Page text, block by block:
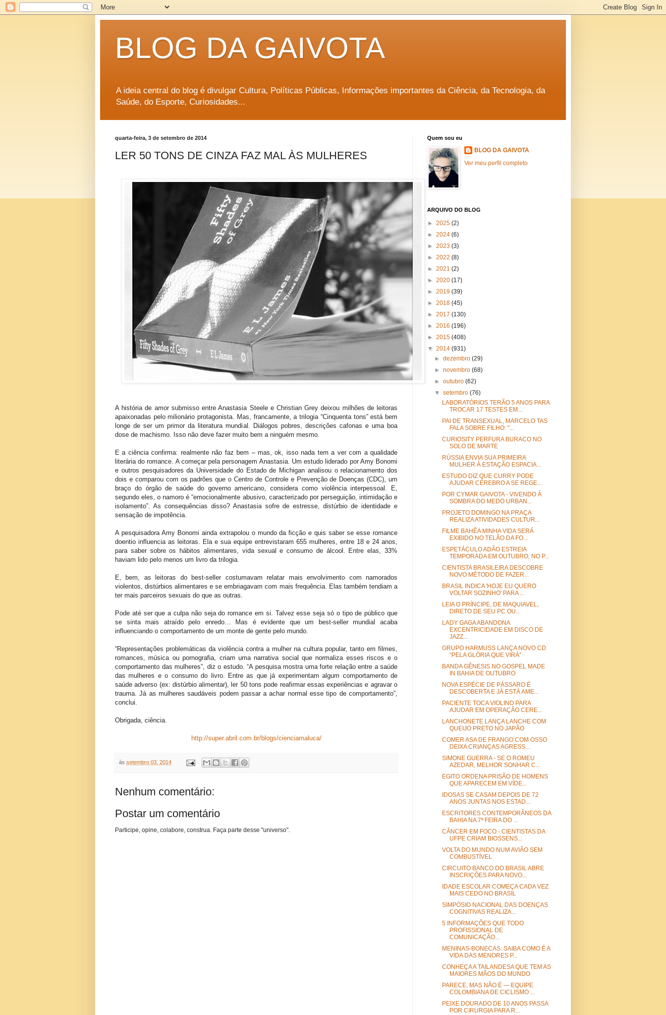
BLOG DA GAIVOTA
A ideia central do blog é divulgar Cultura, Políticas Públicas, Informações importantes da Ciência, da Tecnologia, da
Saúde, do Esporte, Curiosidades...
quarta-feira, 3 de setembro de 2014
LER 50 TONS DE CINZA FAZ MAL ÀS MULHERES
A história de amor submisso entre Anastasia Steele e Christian Grey deixou milhões de leitoras
apaixonadas pelo milionário protagonista. Mas, francamente, a trilogia “Cinquenta tons” está bem
longe de ser um primor da literatura mundial. Diálogos pobres, descrições cafonas e uma boa
dose de machismo. Isso não deve fazer muito bem a ninguém mesmo.
E a ciência confirma: realmente não faz bem – mas, ok, isso nada tem a ver com a qualidade
literária do romance. A começar pela personagem Anastasia. Um estudo liderado por Amy Bonomi
e outros pesquisadores da Universidade do Estado de Michigan analisou o relacionamento dos
dois e comparou com os padrões que o Centro de Controle e Prevenção de Doenças (CDC), um
braço do órgão de saúde do governo americano, considera como violência interpessoal. E,
segundo eles, o namoro é “emocionalmente abusivo, caracterizado por perseguição, intimidação e
isolamento”. As consequências disso? Anastasia sofre de estresse, distúrbio de identidade e
sensação de impotência.
A pesquisadora Amy Bonomi ainda extrapolou o mundo da ficção e quis saber se esse romance
doentio influencia as leitoras. Ela e sua equipe entrevistaram 655 mulheres, entre 18 e 24 anos,
para saber sobre os hábitos alimentares, vida sexual e consumo de álcool. Entre elas, 33%
haviam lido pelo menos um livro da trilogia.
E, bem, as leitoras do best-seller costumavam relatar mais envolvimento com namorados
violentos, distúrbios alimentares e se embriagavam com mais frequência. Elas também tendiam a
ter mais parceiros sexuais do que as outras.
Pode até ser que a culpa não seja do romance em si. Talvez esse seja só o tipo de público que
se sinta mais atraído pelo enredo… Mas é evidente que um best-seller mundial acaba
influenciando o comportamento de um monte de gente pelo mundo.
“Representações problemáticas da violência contra a mulher na cultura popular, tanto em filmes,
romances, música ou pornografia, criam uma narrativa social que normaliza esses riscos e o
comportamento das mulheres”, diz o estudo. “A pesquisa mostra uma forte relação entre a saúde
das mulheres e o consumo do livro. Entre as que já experimentam algum comportamento de
saúde adverso (ex: distúrbio alimentar), ler 50 tons pode reafirmar essas experiências e agravar o
trauma. Já as mulheres saudáveis podem passar a achar normal esse tipo de comportamento”,
conclui.
Obrigada, ciência.
http://super.abril.com.br/blogs/cienciamaluca/
às setembro 03, 2014
Nenhum comentário:
Postar um comentário
Participe, opine, colabore, construa. Faça parte desse "universo".
Quem sou eu
BLOG DA GAIVOTA
Ver meu perfil completo
ARQUIVO DO BLOG
► 2025 (2)
► 2024 (6)
► 2023 (3)
► 2022 (8)
► 2021 (2)
► 2020 (17)
► 2019 (39)
► 2018 (45)
► 2017 (130)
► 2016 (196)
► 2015 (408)
▼ 2014 (931)
►dezembro(29)
►novembro(68)
►outubro(62)
▼setembro(76)
LABORATÓRIOS TERÃO 5 ANOS PARA
TROCAR 17 TESTES EM...
PAI DE TRANSEXUAL, MARCELO TAS
FALA SOBRE FILHO: "...
CURIOSITY PERFURA BURACO NO
SOLO DE MARTE
RÚSSIA ENVIA SUA PRIMEIRA
MULHER À ESTAÇÃO ESPACIA...
ESTUDO DIZ QUE CURRY PODE
AJUDAR CÉREBRO A SE REGE...
POR CYMAR GAIVOTA - VIVENDO À
SOMBRA DO MEDO URBAN...
PROJETO DOMINGO NA PRAÇA
REALIZA ATIVIDADES CULTUR...
FILME BAHÊA MINHA VIDA SERÁ
EXIBIDO NO TELÃO DA FO...
ESPETÁCULO ADÃO ESTREIA
TEMPORADA EM OUTUBRO, NO P...
CIENTISTA BRASILEIRA DESCOBRE
NOVO MÉTODO DE FAZER...
BRASIL INDICA 'HOJE EU QUERO
VOLTAR SOZINHO' PARA ...
LEIA O PRÍNCIPE, DE MAQUIAVEL,
DIRETO DE SEU PC OU...
LADY GAGA ABANDONA
EXCENTRICIDADE EM DISCO DE
JAZZ...
GRUPO HARMUSS LANÇA NOVO CD
“PELA GLÓRIA QUE VIRÁ”
BANDA GÊNESIS NO GOSPEL MADE
IN BAHIA DE OUTUBRO
NOVA ESPÉCIE DE PÁSSARO É
DESCOBERTA E JÁ ESTÁ AME...
PACIENTE TOCA VIOLINO PARA
AJUDAR EM OPERAÇÃO CERE...
LANCHONETE LANÇA LANCHE COM
QUEIJO PRETO NO JAPÃO
COMER ASA DE FRANGO COM OSSO
DEIXA CRIANÇAS AGRESS...
SIMONE GUERRA - SE O ROMEU
AZEDAR, MELHOR SONHAR C...
EGITO ORDENA PRISÃO DE HOMENS
QUE APARECEM EM VÍDE...
IDOSAS SE CASAM DEPOIS DE 72
ANOS JUNTAS NOS ESTAD...
ESCRITORES CONTEMPORÂNEOS DA
BAHIA NA 7ª FEIRA DO ...
CÂNCER EM FOCO - CIENTISTAS DA
UFPE CRIAM BIOSSENS...
VOLTA DO MUNDO NUM AVIÃO SEM
COMBUSTÍVEL
CIRCUITO BANCO DO BRASIL ABRE
INSCRIÇÕES PARA NOVO...
IDADE ESCOLAR COMEÇA CADA VEZ
MAIS CEDO NO BRASIL
SIMPÓSIO NACIONAL DAS DOENÇAS
COGNITIVAS REALIZA...
5 INFORMAÇÕES QUE TODO
PROFISSIONAL DE
COMUNICAÇÃO...
MENINAS-BONECAS: SAIBA COMO É A
VIDA DAS MENORES P...
CONHEÇA A TAILANDESA QUE TEM AS
MAIORES MÃOS DO MUNDO
PARECE, MAS NÃO É — EQUIPE
COLOMBIANA DE CICLISMO ...
PEIXE DOURADO DE 10 ANOS PASSA
POR CIRURGIA PARA R...